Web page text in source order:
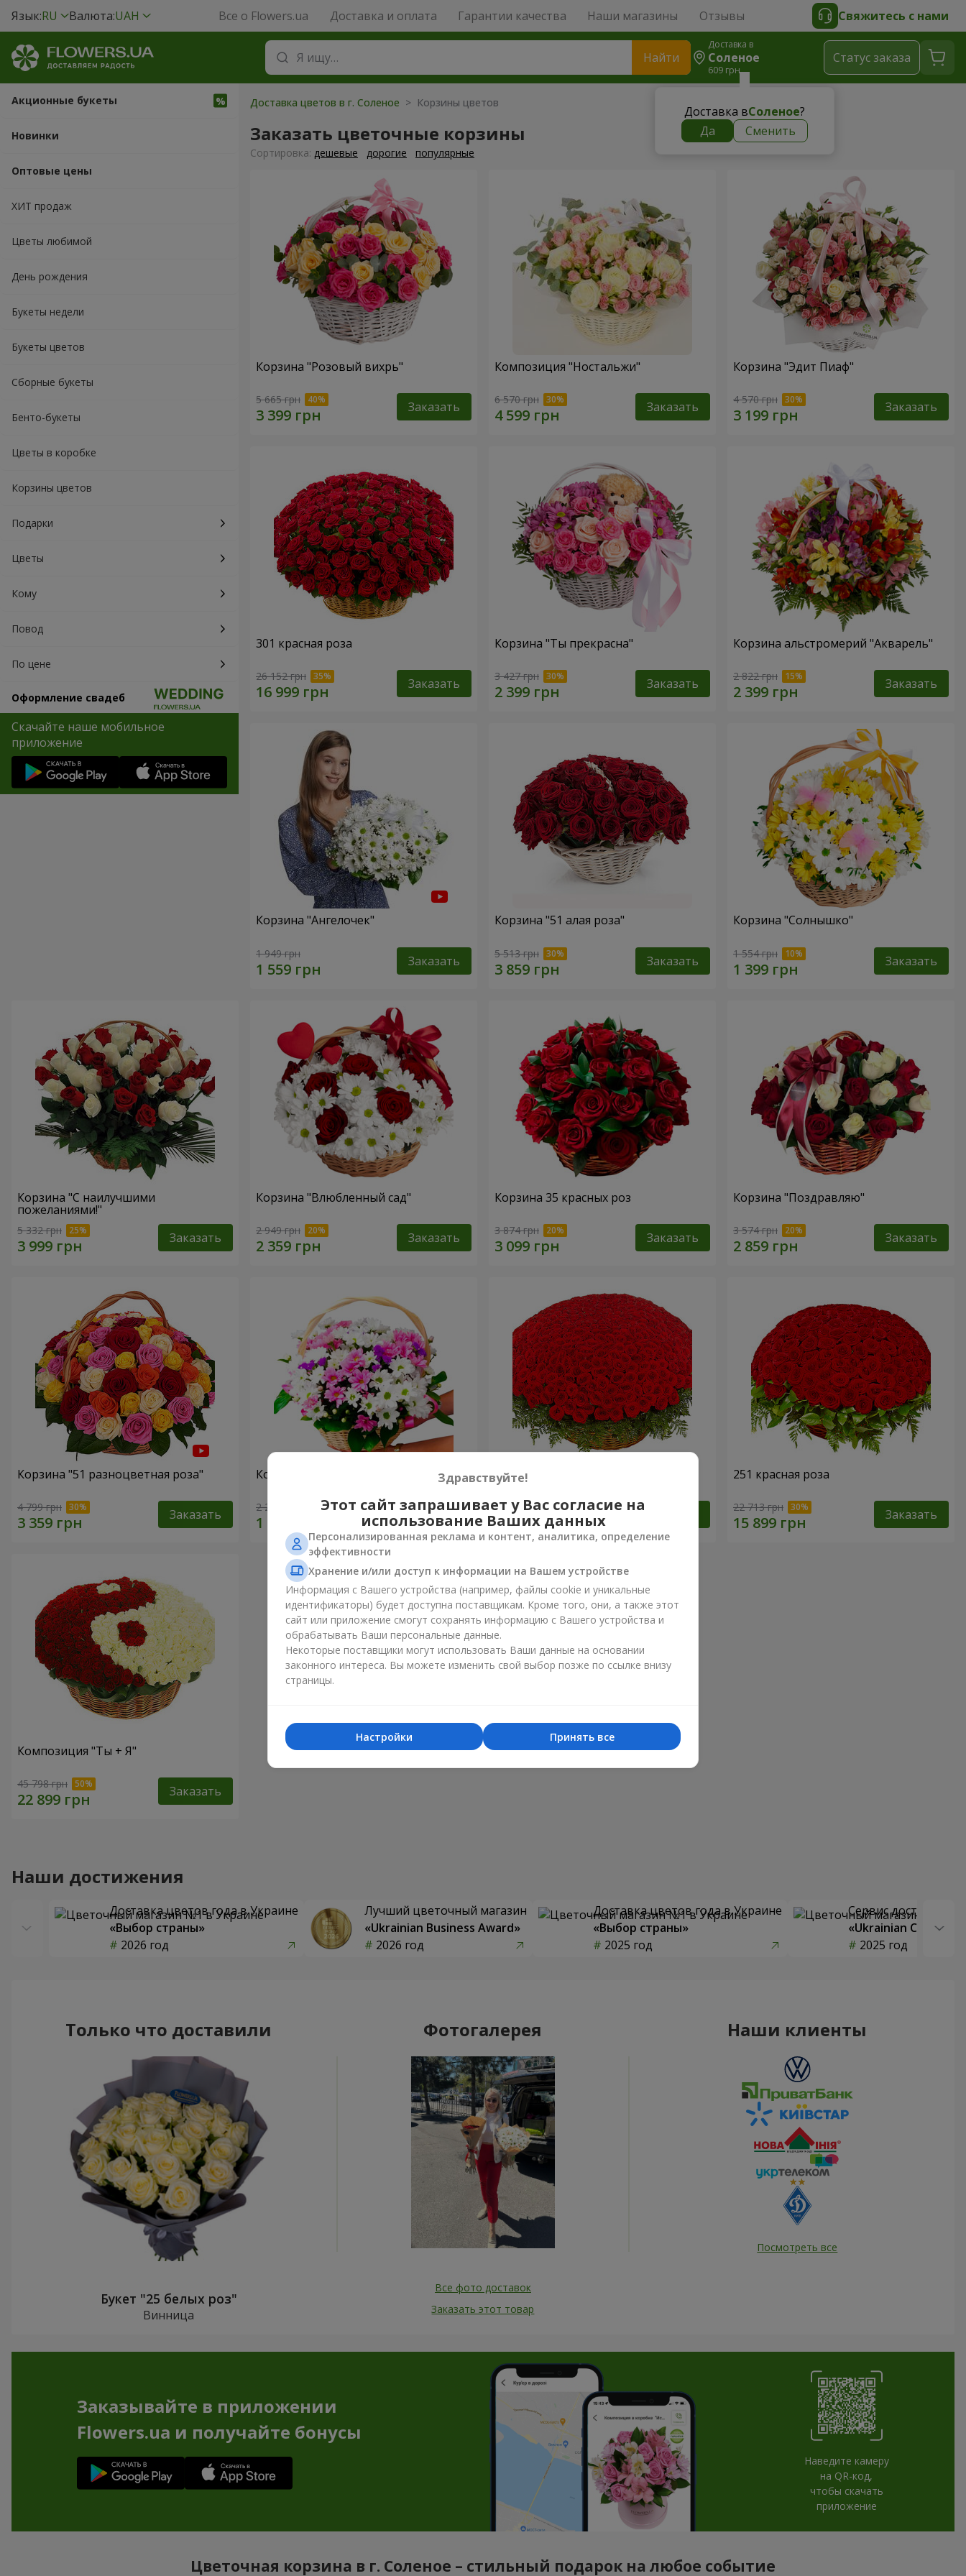
Язык:RU Валюта:UAH Все о Flowers.ua Доставка и оплата Гарантии качества Наши магазины Отзывы Свяжитесь с нами
Найти
Доставка в
Соленое
609 грн
Доставка вСоленое?
Да
Сменить
Cтатус заказа
Акционные букеты
Новинки
Оптовые цены
ХИТ продаж
Цветы любимой
День рождения
Букеты недели
Букеты цветов
Сборные букеты
Бенто-букеты
Цветы в коробке
Корзины цветов
Подарки
Цветы
Кому
Повод
По цене
Оформление свадеб
Скачайте наше мобильное
приложение
Доставка цветов в г. Соленое > Корзины цветов
Заказать цветочные корзины
Cортировка: дешевые дорогие популярные
Корзина "Розовый вихрь"
5 665 грн Заказать
Композиция "Ностальжи"
6 570 грн Заказать
Корзина "Эдит Пиаф"
4 570 грн Заказать
301 красная роза
26 152 грн Заказать
Корзина "Ты прекрасна"
3 427 грн Заказать
Корзина альстромерий "Акварель"
2 822 грн Заказать
Корзина "Ангелочек"
1 949 грн Заказать
Корзина "51 алая роза"
5 513 грн Заказать
Корзина "Солнышко"
1 554 грн Заказать
Корзина "С наилучшими
пожеланиями!"
5 332 грн Заказать
Корзина "Влюбленный сад"
2 949 грн Заказать
Корзина 35 красных роз
3 874 грн Заказать
Корзина "Поздравляю"
3 574 грн Заказать
Корзина "51 разноцветная роза"
4 799 грн Заказать
Корзина хризантем "Яркая поляна"
2 234 грн Заказать
501 красная роза
51 925 грн
251 красная роза
22 713 грн Заказать
Композиция "Ты + Я"
45 798 грн Заказать
Наши достижения
Доставка цветов года в Украине
«Выбор страны»
2026 год
Лучший цветочный магазин
«Ukrainian Business Award»
2026 год
Доставка цветов года в Украине
«Выбор страны»
2025 год
Сервис доставки
«Ukrainian Choice»
2025 год
Только что доставили
Букет "25 белых роз"
Винница
Фотогалерея
Все фото доставок
Заказать этот товар
Наши клиенты
Посмотреть все
Заказывайте в приложении
Flowers.ua и получайте бонусы
Наведите камеру
на QR-код,
чтобы скачать
приложение
Цветочная корзина в г. Соленое – стильный подарок на любое событие
Здравствуйте!
Этот сайт запрашивает у Вас согласие на
использование Ваших данных
Персонализированная реклама и контент, аналитика, определение
эффективности
Хранение и/или доступ к информации на Вашем устройстве
Информация с Вашего устройства (например, файлы cookie и уникальные
идентификаторы) будет доступна поставщикам. Кроме того, они, а также этот
сайт или приложение смогут сохранять информацию с Вашего устройства и
обрабатывать Ваши персональные данные.
Некоторые поставщики могут использовать Ваши данные на основании
законного интереса. Вы можете изменить свой выбор позже по ссылке внизу
страницы.
Принять все
Настройки